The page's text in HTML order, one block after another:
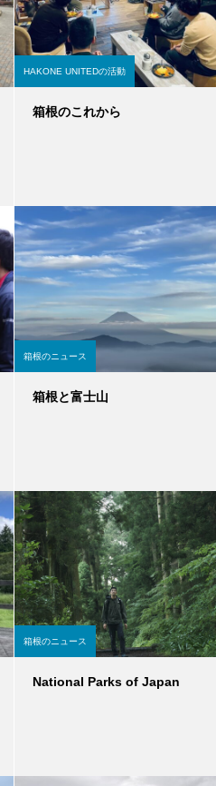
HAKONE UNITEDの活動
箱根のこれから
箱根のニュース
箱根と富士山
箱根のニュース
National Parks of Japan